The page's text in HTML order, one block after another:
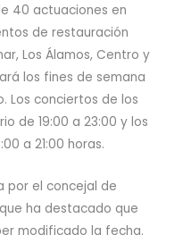
40 actuaciones en
de restauración
Los Álamos, Centro y
los fines de semana
Los conciertos de los
de 19:00 a 23:00 y los
a 21:00 horas.
por el concejal de
que ha destacado que
modificado la fecha.